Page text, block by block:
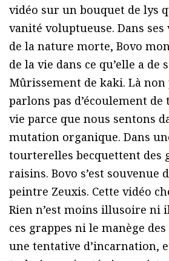
vidéo sur un bouquet de lys
vanité voluptueuse. Dans ses
de la nature morte, Bovo
de la vie dans ce qu’elle a de
Mûrissement de kaki. Là non
parlons pas d’écoulement de
vie parce que nous sentons
mutation organique. Dans
tourterelles becquettent des
raisins. Bovo s’est souvenue
peintre Zeuxis. Cette vidéo
Rien n’est moins illusoire ni
ces grappes ni le manège
une tentative d’incarnation,